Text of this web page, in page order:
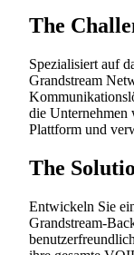
The
Spezialisiert auf
Grandstream
die
Plattform und
The
Entwickeln Sie
Grandstream-